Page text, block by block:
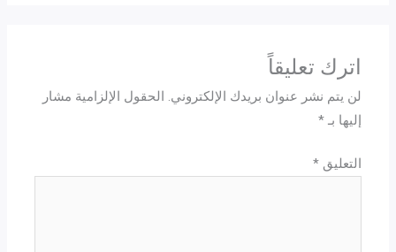
اترك تعليقاً
لن يتم نشر عنوان بريدك الإلكتروني. الحقول الإلزامية مشار
إليها بـ*
التعليق*